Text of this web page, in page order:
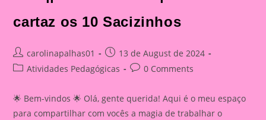
cartaz os 10 Sacizinhos
Post
author:
carolinapalhas01
Post
published:
13 de August de 2024
PostAtividades Pedagógicas
Post0 Comments
🌟 Bem-vindos 🌟 Olá, gente querida! Aqui é o meu espaço
para compartilhar com vocês a magia de trabalhar o